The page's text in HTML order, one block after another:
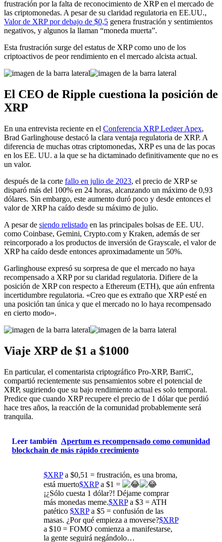
frustración por la falta de reconocimiento de XRP en el mercado de
las criptomonedas. A pesar de su claridad regulatoria en EE.UU.,
Valor de XRP por debajo de $0,5 genera frustración y sentimientos
negativos, y algunos la llaman “moneda muerta”.
Esta frustración surge del estatus de XRP como uno de los
criptoactivos de peor rendimiento en el mercado alcista actual.
El CEO de Ripple cuestiona la posición de
XRP
En una entrevista reciente en el Conferencia XRP Ledger Apex,
Brad Garlinghouse destacó la clara ventaja regulatoria de XRP. A
diferencia de muchas otras criptomonedas, XRP es una de las pocas
en los EE. UU. a la que se ha dictaminado definitivamente que no es
un valor.
después de la corte fallo en julio de 2023, el precio de XRP se
disparó más del 100% en 24 horas, alcanzando un máximo de 0,93
dólares. Sin embargo, este aumento duró poco y desde entonces el
valor de XRP ha caído desde su máximo de julio.
A pesar de siendo relistado en las principales bolsas de EE. UU.
como Coinbase, Gemini, Crypto.com y Kraken, además de ser
reincorporado a los productos de inversión de Grayscale, el valor de
XRP ha caído desde entonces aproximadamente un 50%.
Garlinghouse expresó su sorpresa de que el mercado no haya
recompensado a XRP por su claridad regulatoria. Difiere de la
posición de XRP con respecto a Ethereum (ETH), que aún enfrenta
incertidumbre regulatoria. «Creo que es extraño que XRP esté en
una posición tan única y que el mercado no lo haya recompensado
en cierto modo».
Viaje XRP de $1 a $1000
En particular, el comentarista criptográfico Pro-XRP, BarriC,
compartió recientemente sus pensamientos sobre el potencial de
XRP, sugiriendo que su bajo rendimiento actual es solo temporal.
Predice que cuando XRP recupere el precio de 1 dólar que perdió
hace tres años, la reacción de la comunidad probablemente será
tranquila.
Leer también Apertum es recompensado como comunidad
blockchain de más rápido crecimiento
$XRPa $0,51 = frustración, es una broma,
está muerto$XRPa $1 =
¡¿Sólo cuesta 1 dólar?! Déjame comprar
más monedas meme.$XRPa $3 = ATH
patético $XRPa $5 = confusión de las
masas. ¿Por qué empieza a moverse?$XRP
a $10 = FOMO comienza a manifestarse,
la gente seguirá negándolo…